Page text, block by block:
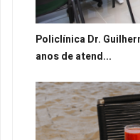
Policlínica Dr.
anos de atend...